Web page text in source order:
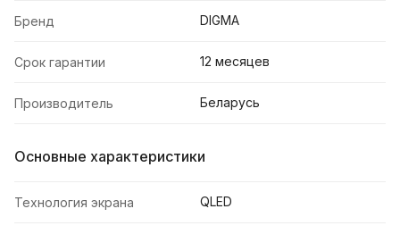
Бренд DIGMA
Срок гарантии 12 месяцев
Производитель Беларусь
Основные характеристики
Технология экрана QLED